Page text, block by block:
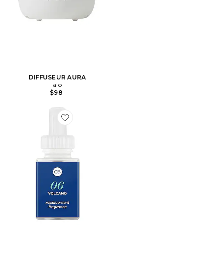
DIFFUSEUR AURA
alo
$98
Favorite RECHARGE POUR DIFFUSEUR CAPRI BLUE